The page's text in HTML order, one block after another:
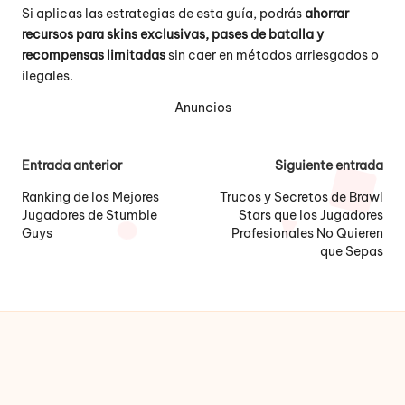
Si aplicas las estrategias de esta guía, podrásahorrar
recursos para skins exclusivas, pases de batalla y
recompensas limitadassin caer en métodos arriesgados o
ilegales.
Anuncios
Navegación
de
entradas
Entrada anterior
Ranking de los Mejores
Jugadores de Stumble
Guys
Siguiente entrada
Trucos y Secretos de Brawl
Stars que los Jugadores
Profesionales No Quieren
que Sepas